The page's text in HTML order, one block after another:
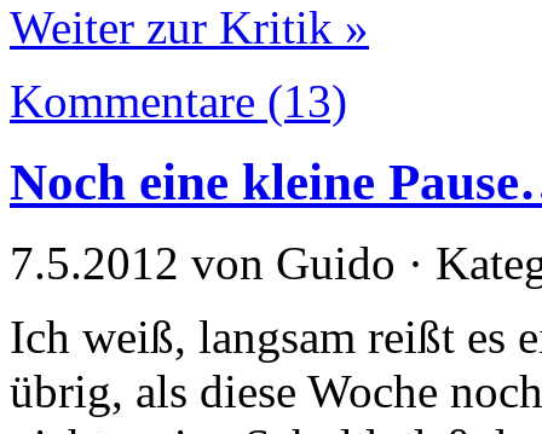
Weiter zur Kritik »
Kommentare (13)
Noch eine kleine
7.5.2012 von Guido ·
Ich weiß, langsam reißt es
übrig, als diese Woche